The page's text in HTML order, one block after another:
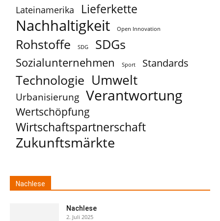
Lateinamerika Lieferkette
Nachhaltigkeit Open Innovation
Rohstoffe SDG SDGs
Sozialunternehmen Sport Standards
Technologie Umwelt
Urbanisierung Verantwortung
Wertschöpfung
Wirtschaftspartnerschaft
Zukunftsmärkte
Nachlese
Nachlese
2. Juli 2025